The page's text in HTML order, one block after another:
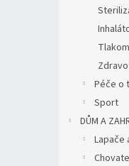
Péče o
Sport
DŮM A
Lapače